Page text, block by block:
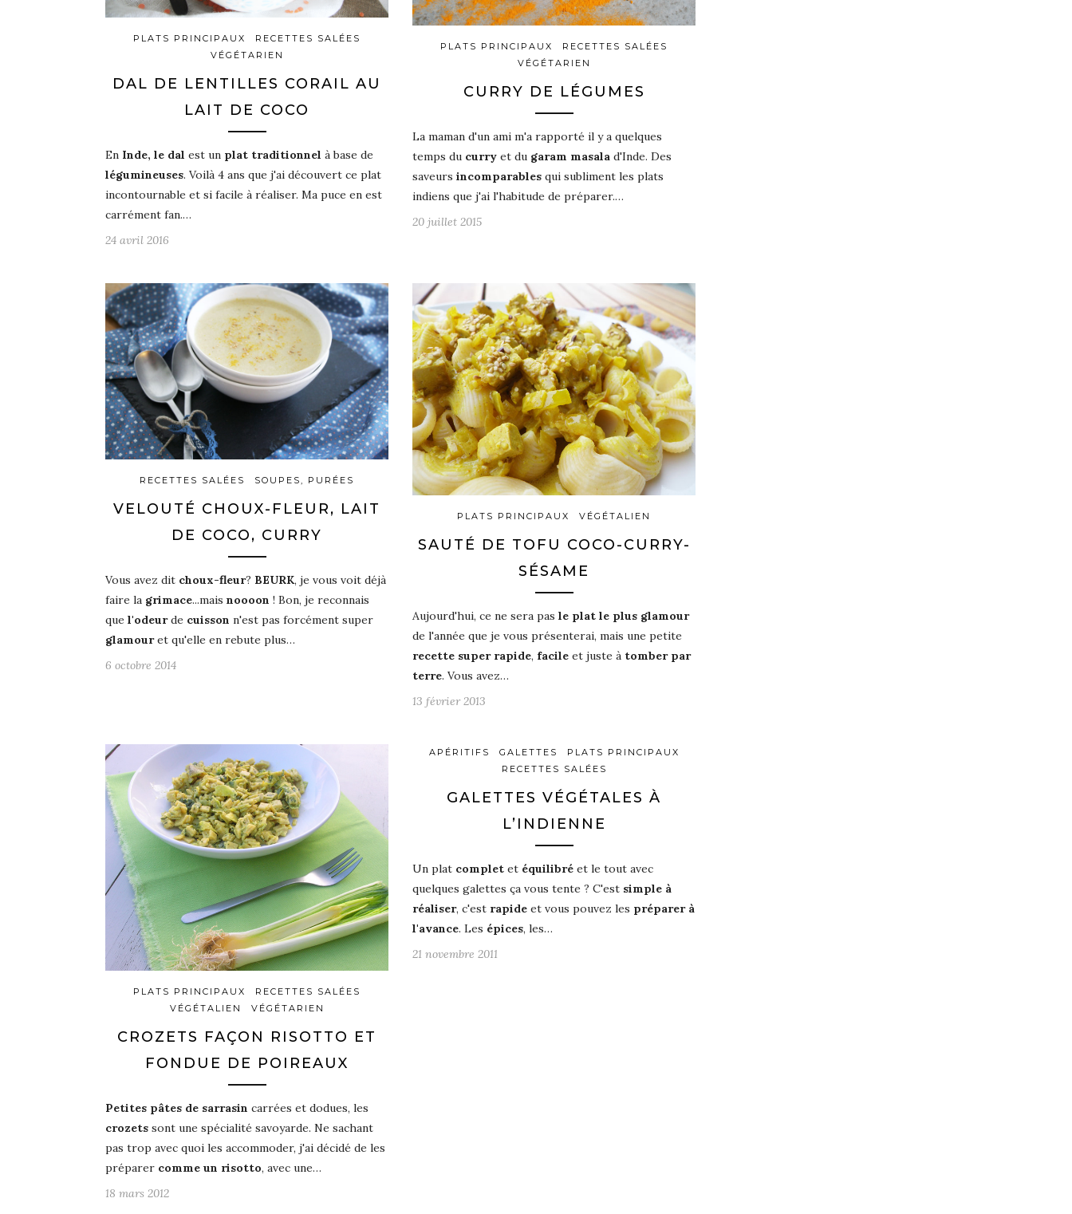
PLATS PRINCIPAUX
RECETTES SALÉES
VÉGÉTARIEN
DAL DE LENTILLES CORAIL AU
LAIT DE COCO
En Inde, le dal est un plat traditionnel à base de
légumineuses. Voilà 4 ans que j'ai découvert ce plat
incontournable et si facile à réaliser. Ma puce en est
carrément fan.…
24 avril 2016
PLATS PRINCIPAUX
RECETTES SALÉES
VÉGÉTARIEN
CURRY DE LÉGUMES
La maman d'un ami m'a rapporté il y a quelques
temps du curry et du garam masala d'Inde. Des
saveurs incomparables qui subliment les plats
indiens que j'ai l'habitude de préparer.…
20 juillet 2015
RECETTES SALÉES SOUPES, PURÉES
VELOUTÉ CHOUX-FLEUR, LAIT
DE COCO, CURRY
Vous avez dit choux-fleur? BEURK, je vous voit déjà
faire la grimace...mais noooon ! Bon, je reconnais
que l'odeurde cuisson n'est pas forcément super
glamouret qu'elle en rebute plus…
6 octobre 2014
PLATS PRINCIPAUX VÉGÉTALIEN
SAUTÉ DE TOFU COCO-CURRY-
SÉSAME
Aujourd'hui, ce ne sera pas le plat le plus glamour
de l'année que je vous présenterai, mais une petite
recette super rapide, facile et juste à tomber par
terre. Vous avez…
13 février 2013
PLATS PRINCIPAUX
RECETTES SALÉES
VÉGÉTALIEN
VÉGÉTARIEN
CROZETS FAÇON RISOTTO ET
FONDUE DE POIREAUX
Petites pâtes de sarrasin carrées et dodues, les
crozets sont une spécialité savoyarde. Ne sachant
pas trop avec quoi les accommoder, j'ai décidé de les
préparer comme un risotto, avec une…
18 mars 2012
APÉRITIFS GALETTES
PLATS PRINCIPAUX
RECETTES SALÉES
GALETTES VÉGÉTALES À
L’INDIENNE
Un plat complet et équilibré et le tout avec
quelques galettes ça vous tente ? C'est simple à
réaliser, c'est rapide et vous pouvez les préparer à
l'avance. Les épices, les…
21 novembre 2011